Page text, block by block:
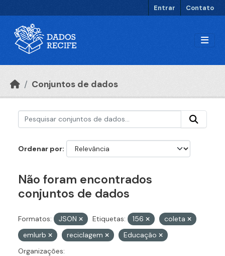
Entrar Contato
Conjuntos de dados
Ordenar por
Não foram encontrados
conjuntos de dados
Formatos: JSON Etiquetas: 156
coleta
emlurb
reciclagem
Educação
Organizações: